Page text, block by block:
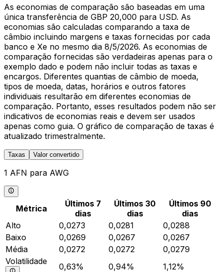
As economias de comparação são baseadas em uma
única transferência de GBP 20,000 para USD. As
economias são calculadas comparando a taxa de
câmbio incluindo margens e taxas fornecidas por cada
banco e Xe no mesmo dia 8/5/2026. As economias de
comparação fornecidas são verdadeiras apenas para o
exemplo dado e podem não incluir todas as taxas e
encargos. Diferentes quantias de câmbio de moeda,
tipos de moeda, datas, horários e outros fatores
individuais resultarão em diferentes economias de
comparação. Portanto, esses resultados podem não ser
indicativos de economias reais e devem ser usados
apenas como guia. O gráfico de comparação de taxas é
atualizado trimestralmente.
Taxas Valor convertido
1 AFN para AWG
Métrica
Últimos 7
dias
Últimos 30
dias
Últimos 90
dias
Alto
0,0273 0,0281
0,0288
Baixo
0,0269 0,0267
0,0267
Média
0,0272 0,0272
0,0279
Volatilidade
0,63% 0,94% 1,12%